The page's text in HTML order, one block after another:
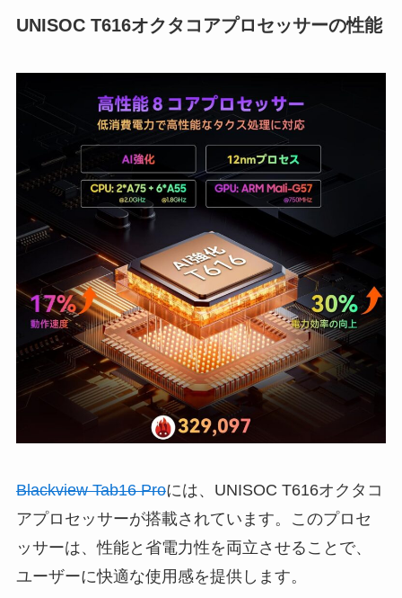
UNISOC T616オクタコアプロセッサーの性能
Blackview Tab16 Proには、UNISOC T616オクタコ
アプロセッサーが搭載されています。このプロセ
ッサーは、性能と省電力性を両立させることで、
ユーザーに快適な使用感を提供します。